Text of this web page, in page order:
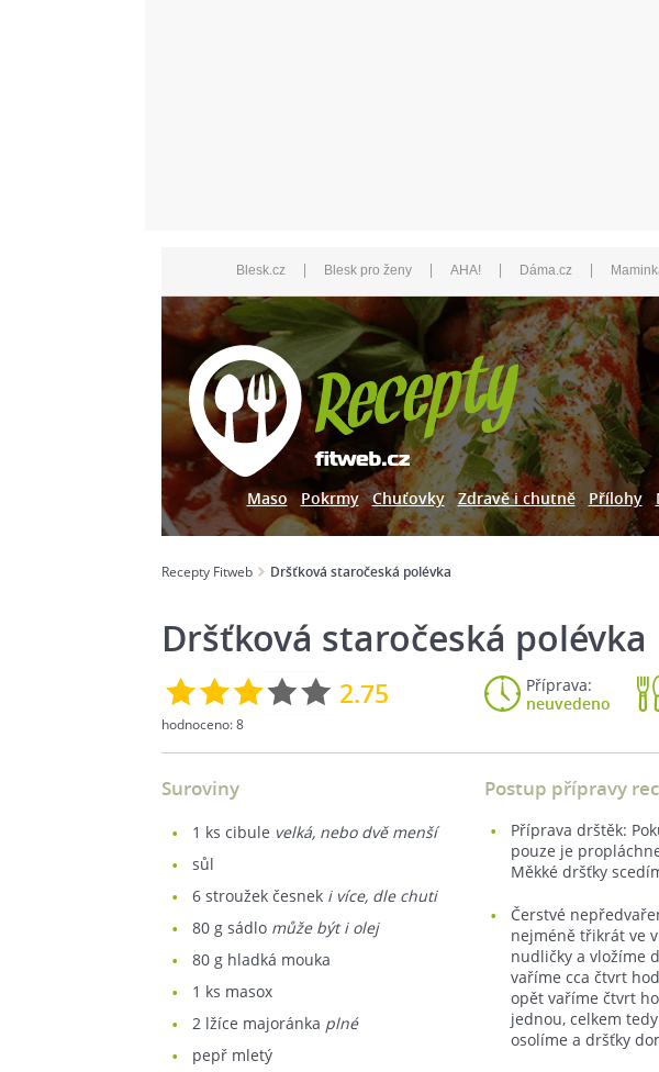
Blesk.cz | Blesk pro ženy | AHA! | Dáma.cz |
Maso Pokrmy Chuťovky Zdravě i chutně Přílohy
Recepty Fitweb Dršťková staročeská polévka
Dršťková staročeská polévka
2.75
hodnoceno:8
Příprava:
neuvedeno
Suroviny
1 ks cibule velká, nebo dvě menší
sůl
6 stroužek česnek i více, dle chuti
80 g sádlo může být i olej
80 g hladká mouka
1 ks masox
2 lžíce majoránka plné
pepř mletý
Postup přípravy
Příprava drštěk:
pouze je
Měkké dršťky
Čerstvé
nejméně třikrát ve
nudličky a vložíme
vaříme cca čtvrt
opět vaříme čtvrt
jednou, celkem
osolíme a dršťky